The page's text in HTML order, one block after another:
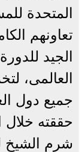
المتحدة
تعاونهم
الجيد
العالمى،
جميع دول
حققته خلال
شرم الشيخ